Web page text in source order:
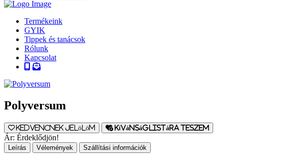
Termékeink
GYIK
Tippek és tanácsok
Rólunk
Kapcsolat
Polyversum
Kedvencnek jelölöm Kívánságlistára teszem
Ár: Érdeklődjön!
Leírás Vélemények Szállítási információk